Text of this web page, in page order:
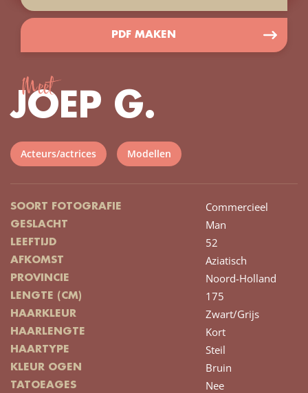
PDF MAKEN
Meet
JOEP G.
Acteurs/actrices Modellen
SOORT FOTOGRAFIE Commercieel
GESLACHT Man
LEEFTIJD 52
AFKOMST Aziatisch
PROVINCIE Noord-Holland
LENGTE (CM) 175
HAARKLEUR Zwart/Grijs
HAARLENGTE Kort
HAARTYPE Steil
KLEUR OGEN Bruin
TATOEAGES Nee